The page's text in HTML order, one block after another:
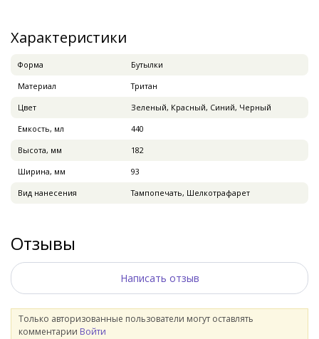
Характеристики
Форма
Бутылки
Материал
Тритан
Цвет
Зеленый, Красный, Синий, Черный
Емкость, мл
440
Высота, мм
182
Ширина, мм
93
Вид нанесения
Тампопечать, Шелкотрафарет
Отзывы
Написать отзыв
Только авторизованные пользователи могут оставлять
комментарии Войти